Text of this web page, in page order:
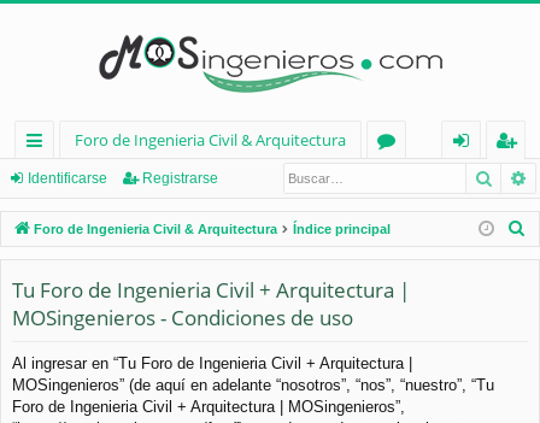
nl
ac
es
rá
pi
d
os
Foro de Ingenieria Civil & Arquitectura
os
nt
ifi
eg
ist
ra
Identificarse Registrarse
Foro de Ingenieria Civil & Arquitectura Índice principal
Tu Foro de Ingenieria Civil + Arquitectura |
MOSingenieros - Condiciones de uso
Al ingresar en “Tu Foro de Ingenieria Civil + Arquitectura |
MOSingenieros” (de aquí en adelante “nosotros”, “nos”, “nuestro”, “Tu
Foro de Ingenieria Civil + Arquitectura | MOSingenieros”,